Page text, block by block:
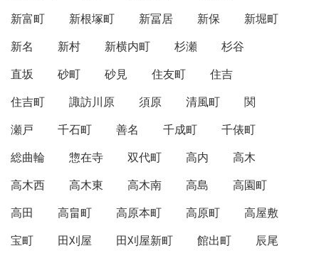
新富町
新根塚町 新冨居 新保
新堀町
新名
新村 新横内町 杉瀬
杉谷
直坂
砂町 砂見 住友町
住吉
住吉町
諏訪川原 須原 清風町
関
瀬戸
千石町 善名 千成町
千俵町
総曲輪
惣在寺 双代町 高内
高木
高木西
高木東 高木南 高島
高園町
高田
高畠町 高原本町 高原町
高屋敷
宝町
田刈屋 田刈屋新町 館出町
辰尾